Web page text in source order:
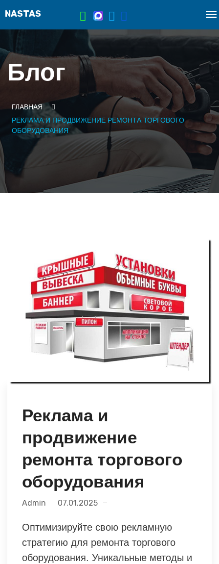
Блог
ГЛАВНАЯ
РЕКЛАМА И ПРОДВИЖЕНИЕ РЕМОНТА ТОРГОВОГО
ОБОРУДОВАНИЯ
Реклама и
продвижение
ремонта торгового
оборудования
Admin 07.01.2025
Оптимизируйте свою рекламную
стратегию для ремонта торгового
оборудования. Уникальные методы и